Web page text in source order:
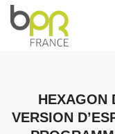
HEXAGON
VERSION